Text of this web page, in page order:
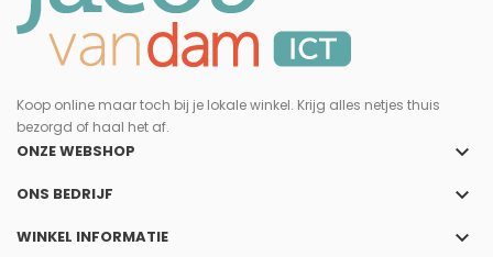
Koop online maar toch bij je lokale winkel. Krijg alles netjes thuis
bezorgd of haal het af.
ONZE WEBSHOP keyboard_arrow_down
ONS BEDRIJF keyboard_arrow_down
WINKEL INFORMATIE keyboard_arrow_down